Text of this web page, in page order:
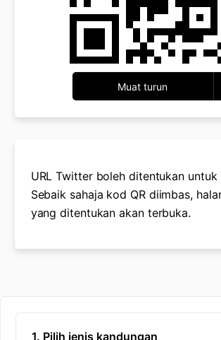
Muat turun
URL Twitter boleh ditentukan untuk
Sebaik sahaja kod QR diimbas,
yang ditentukan akan terbuka.
1. Pilih jenis kandungan